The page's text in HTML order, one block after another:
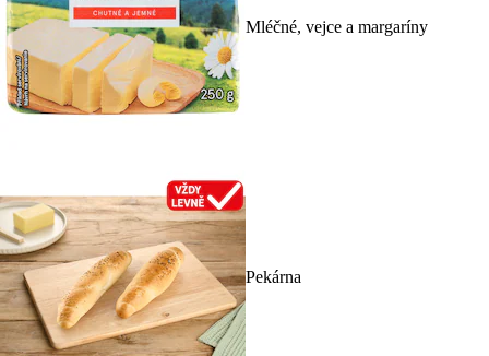
Mléčné, vejce a margaríny
Pekárna